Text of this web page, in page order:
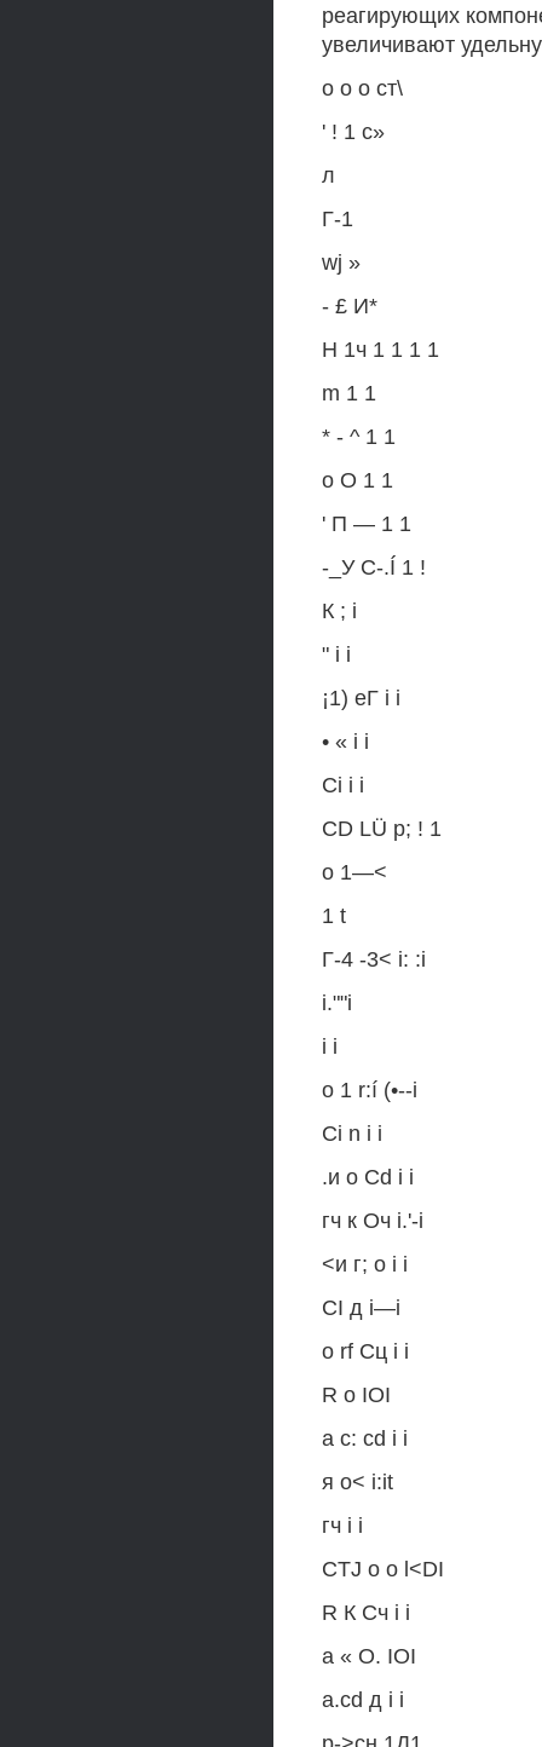
реагирующих
увеличивают
о о о ст\
' ! 1 с»
л
Г-1
wj »
- £ И*
H 1ч 1 1 1 1
m 1 1
* - ^ 1 1
о О 1 1
' П — 1 1
-_У C-.Í 1 !
К ; i
" i i
¡1) еГ i i
• « i i
Ci i i
CD LÜ р; ! 1
о 1—<
1 t
Г-4 -3< i: :i
i.""i
i i
о 1 r:í (•--i
Ci n i i
.и о Cd i i
гч к Оч i.'-i
<и г; о i i
CI д i—i
о rf Сц i i
R о IOI
а с: cd i i
я о< i:it
гч i i
CTJ о о l<DI
R К Сч i i
а « О. IOI
а.cd д i i